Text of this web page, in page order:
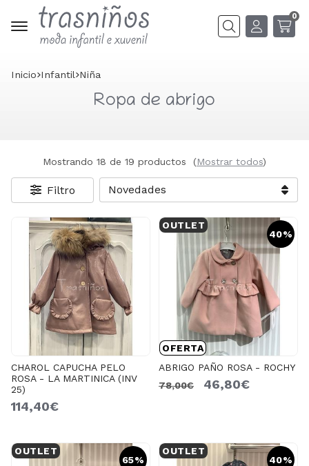
Buscar
0
Inicio infantil niña
Ropa de abrigo
Mostrando 18 de 19 productos (Mostrar todos)
Filtro
CHAROL CAPUCHA PELO
ROSA - LA MARTINICA (INV
25)
114,40€
40%
OFERTA
OUTLET
ABRIGO PAÑO ROSA - ROCHY
78,00€
46,80€
65%
OUTLET
40%
OUTLET